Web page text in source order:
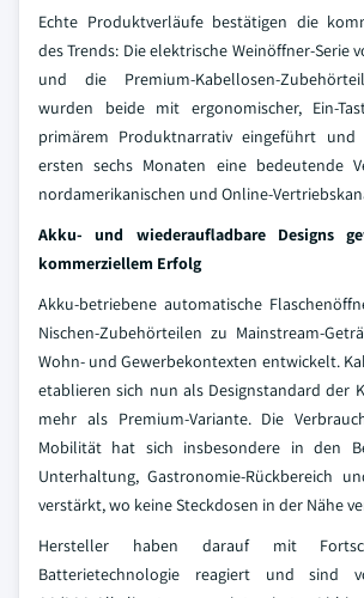
Echte Produktverläufe bestätigen die
des Trends: Die elektrische Weinöffner-Serie
und die Premium-Kabellosen-
wurden beide mit ergonomischer, Ein-
primärem Produktnarrativ eingeführt
ersten sechs Monaten eine bedeutende
nordamerikanischen und Online-
Akku- und wiederaufladbare Designs
kommerziellem Erfolg
Akku-betriebene automatische
Nischen-Zubehörteilen zu Mainstream-
Wohn- und Gewerbekontexten entwickelt.
etablieren sich nun als Designstandard der
mehr als Premium-Variante. Die
Mobilität hat sich insbesondere in den
Unterhaltung, Gastronomie-Rückbereich
verstärkt, wo keine Steckdosen in der Nähe
Hersteller haben darauf mit
Batterietechnologie reagiert und sind